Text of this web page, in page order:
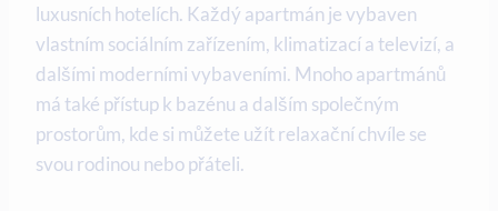
luxusních hotelích. Každý apartmán⁤ je⁢ vybaven
vlastním sociálním zařízením, klimatizací a televizí, a
dalšími moderními vybaveními. Mnoho apartmánů
má‍ také přístup k bazénu a dalším‌ společným
prostorům, kde si můžete užít⁣ relaxační chvíle se
svou rodinou nebo přáteli. ​